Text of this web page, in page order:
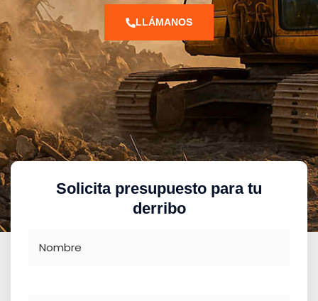
LLÁMANOS
Solicita presupuesto para tu
derribo